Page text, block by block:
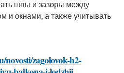
швы и зазоры между
и окнами, а также учитывать
novosti/zagolovok-h2-